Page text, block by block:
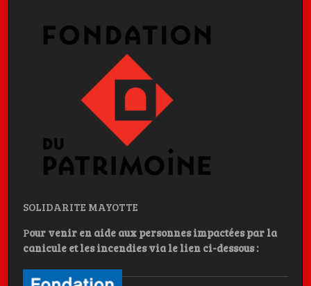
SOLIDARITE MAYOTTE
Pour venir en aide aux personnes impactées par la
canicule et les incendies via le lien ci-dessous :